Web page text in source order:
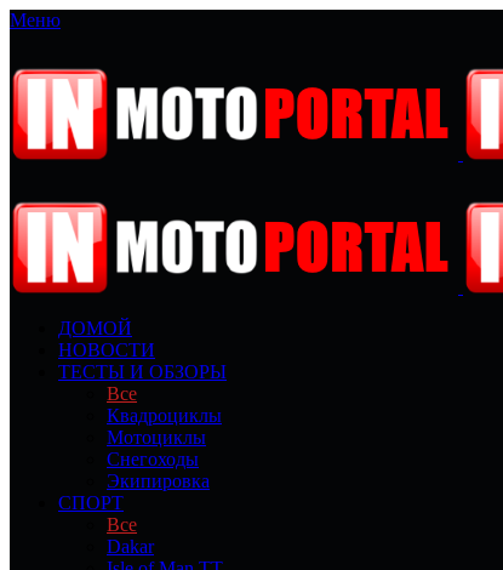
Меню
ДОМОЙ
НОВОСТИ
ТЕСТЫ И ОБЗОРЫ
Все
Квадроциклы
Мотоциклы
Снегоходы
Экипировка
СПОРТ
Все
Dakar